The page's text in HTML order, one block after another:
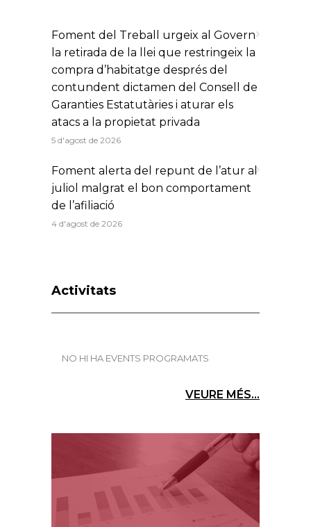
Foment del Treball urgeix al Govern
la retirada de la llei que restringeix la
compra d’habitatge després del
contundent dictamen del Consell de
Garanties Estatutàries i aturar els
atacs a la propietat privada
5 d'agost de 2026
Foment alerta del repunt de l’atur al
juliol malgrat el bon comportament
de l’afiliació
4 d'agost de 2026
Activitats
NO HI HA EVENTS PROGRAMATS
VEURE MÉS...